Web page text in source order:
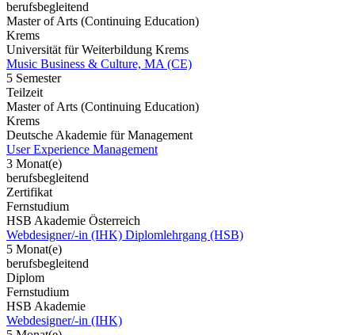
berufsbegleitend
Master of Arts (Continuing Education)
Krems
Universität für Weiterbildung Krems
Music Business & Culture, MA (CE)
5 Semester
Teilzeit
Master of Arts (Continuing Education)
Krems
Deutsche Akademie für Management
User Experience Management
3 Monat(e)
berufsbegleitend
Zertifikat
Fernstudium
HSB Akademie Österreich
Webdesigner/-in (IHK) Diplomlehrgang (HSB)
5 Monat(e)
berufsbegleitend
Diplom
Fernstudium
HSB Akademie
Webdesigner/-in (IHK)